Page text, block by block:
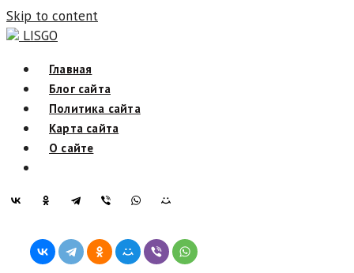
Skip to content
LISGO
Главная
Блог сайта
Политика сайта
Карта сайта
О сайте